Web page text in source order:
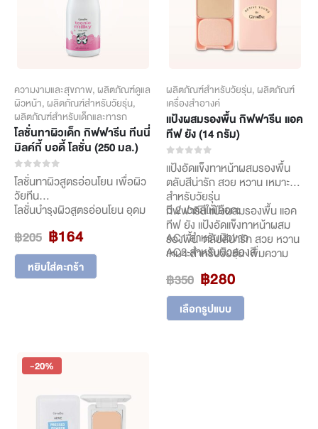
ความงามและสุขภาพ, ผลิตภัณฑ์ดูแล
ผิวหน้า, ผลิตภัณฑ์สำหรับวัยรุ่น,
ผลิตภัณฑ์สำหรับเด็กและทารก
โลชั่นทาผิวเด็ก กิฟฟารีน ทีนนี่
มิลค์กี้ บอดี้ โลชั่น (250 มล.)
0 out of 5
โลชั่นทาผิวสูตรอ่อนโยน เพื่อผิว
วัยทีน
โลชั่นบำรุงผิวสูตรอ่อนโยน อุดม
จากน้ำนมบริสุทธิ์ ที่มอบความ
เนียนนุ่ม เปล่งปลั่ง และช่วยให้ผิว
แลดูกระชับ พร้อมปกป้องผิวจาก
ปัญหาความหมองคล้ำที่เกิดจาก
฿205 Original
price
was:
฿205.
฿164Current
price
is:
฿164.
หยิบใส่ตะกร้า
ผลิตภัณฑ์สำหรับวัยรุ่น, ผลิตภัณฑ์
เครื่องสำอางค์
แป้งผสมรองพื้น กิฟฟารีน แอค
ทีฟ ยัง (14 กรัม)
0out of 5
แป้งอัดแข็งทาหน้าผสมรองพื้น
ตลับสีน่ารัก สวย หวาน เหมาะ
สำหรับวัยรุ่น
กิฟฟารีน แป้งผสมรองพื้น แอค
ทีฟ ยัง แป้งอัดแข็งทาหน้าผสม
รองพื้น ตลับสีน่ารัก สวย หวาน
เหมาะสำหรับวัยรุ่น เพิ่มความ
สบายผิวได้ตลอดวัน ปกปิดได้
กลมกลืน เป็นธรรมชาติ เพียงแค่
ปาด
มี 2 เฉดสีให้เลือก:
AC1 สำหรับผิวขาว
AC2 สำหรับผิวสองสี
฿350 Original
price
was:
฿350.
฿280Current
price
฿280.
เลือกรูปแบบ
This
product
-20%